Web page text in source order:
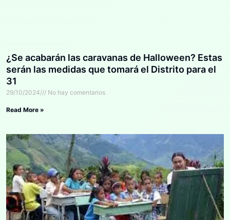
¿Se acabarán las caravanas de Halloween? Estas
serán las medidas que tomará el Distrito para el
31
29/10/2024 No hay comentarios
Read More »